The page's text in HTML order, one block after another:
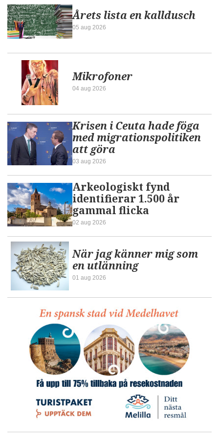
Årets lista en kalldusch
05 aug 2026
Mikrofoner
04 aug 2026
Krisen i Ceuta hade föga
med migrationspolitiken
att göra
03 aug 2026
Arkeologiskt fynd
identifierar 1.500 år
gammal flicka
02 aug 2026
När jag känner mig som
en utlänning
01 aug 2026